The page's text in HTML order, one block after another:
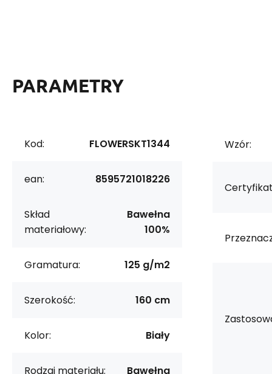
PARAMETRY
Kod: FLOWERSKT1344
ean: 8595721018226
Skład
materiałowy:
Bawełna
100%
Gramatura: 125 g/m2
Szerokość: 160 cm
Kolor: Biały
Rodzaj materiału: Bawełna
Wzór: